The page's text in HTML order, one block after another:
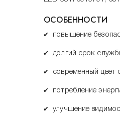
ОСОБЕННОСТИ
✔ повышение
✔долгий срок
✔ современный цвет
✔ потребление
✔улучшение